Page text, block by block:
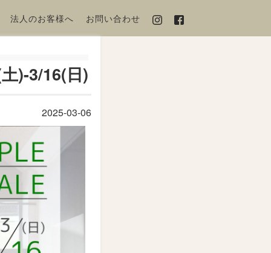
法人のお客様へ お問い合わせ
)-3/16(日)
2025-03-06